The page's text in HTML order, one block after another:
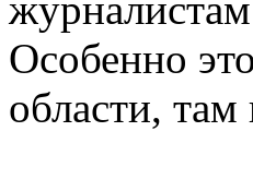
Особенно
области,